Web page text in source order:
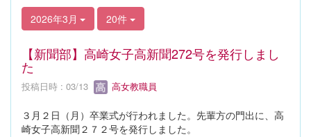
2026年3月 20件
【新聞部】高崎女子高新聞272号を発行しまし
た
投稿日時 : 03/13 高女教職員
３月２日（月）卒業式が行われました。先輩方の門出に、高
崎女子高新聞２７２号を発行しました。